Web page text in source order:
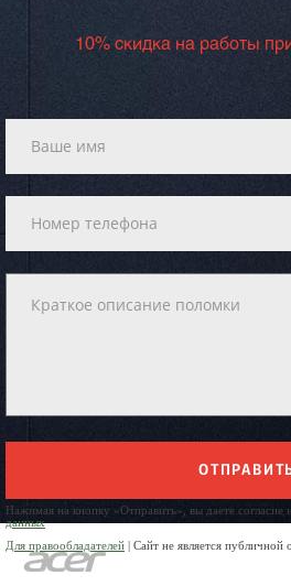
10% скидка на работы
Нажимая на кнопку «Отправить», вы даете согласие
данных
Для правообладателей | Сайт не является публичной